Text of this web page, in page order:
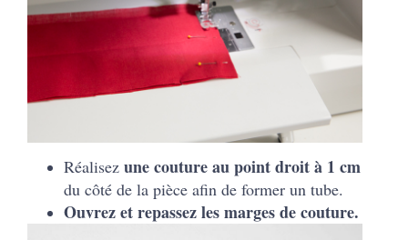
Réalisez une couture au point droit à 1 cm
du côté de la pièce afin de former un tube.
Ouvrez et repassez les marges de couture.